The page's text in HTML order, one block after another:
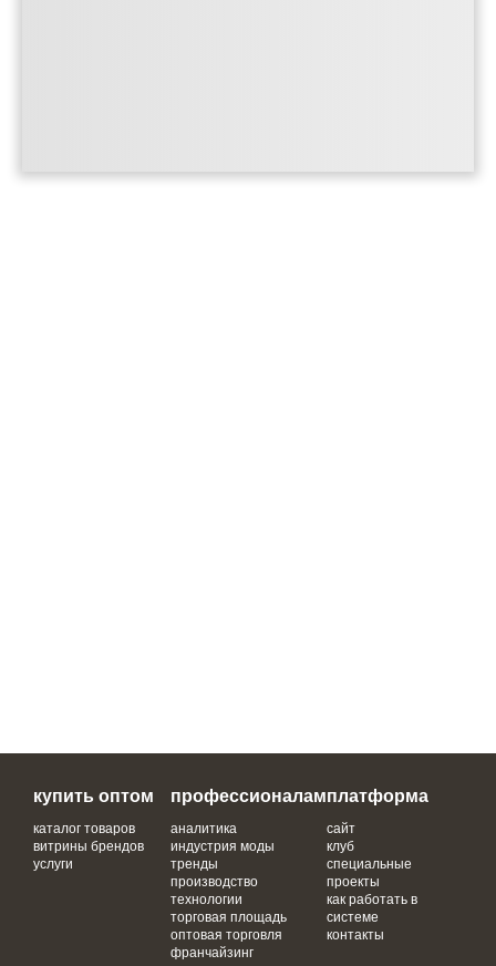
купить оптом
каталог товаров
витрины брендов
услуги
профессионалам
аналитика
индустрия моды
тренды
производство
технологии
торговая площадь
оптовая торговля
франчайзинг
платформа
сайт
клуб
специальные
проекты
как работать в
системе
контакты